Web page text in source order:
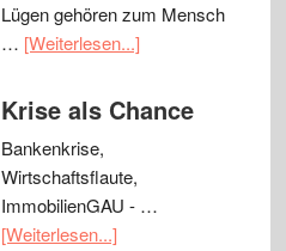
Lügen gehören zum Mensch
… [Weiterlesen...]
Krise als Chance
Bankenkrise,
Wirtschaftsflaute,
ImmobilienGAU - …
[Weiterlesen...]